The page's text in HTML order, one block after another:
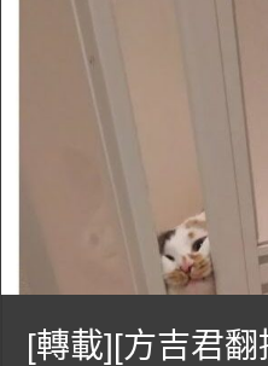
[轉載][方吉君